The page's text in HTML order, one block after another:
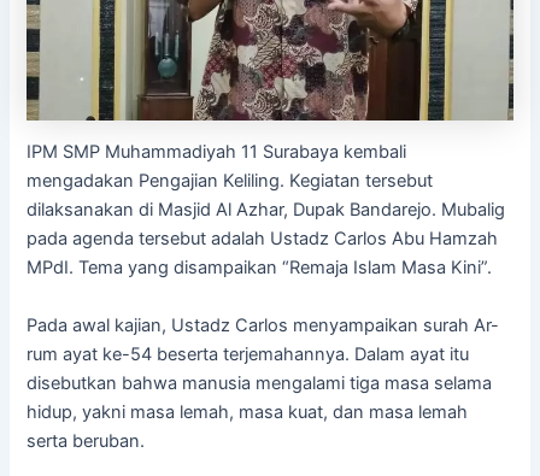
IPM SMP Muhammadiyah 11 Surabaya kembali
mengadakan Pengajian Keliling. Kegiatan tersebut
dilaksanakan di Masjid Al Azhar, Dupak Bandarejo. Mubalig
pada agenda tersebut adalah Ustadz Carlos Abu Hamzah
MPdI. Tema yang disampaikan “Remaja Islam Masa Kini”.
Pada awal kajian, Ustadz Carlos menyampaikan surah Ar-
rum ayat ke-54 beserta terjemahannya. Dalam ayat itu
disebutkan bahwa manusia mengalami tiga masa selama
hidup, yakni masa lemah, masa kuat, dan masa lemah
serta beruban.